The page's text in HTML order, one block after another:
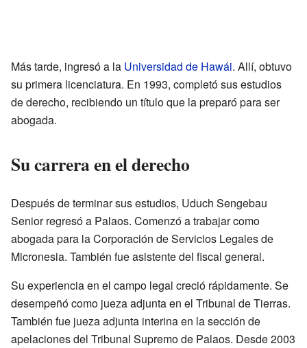
Más tarde, ingresó a la Universidad de Hawái. Allí, obtuvo
su primera licenciatura. En 1993, completó sus estudios
de derecho, recibiendo un título que la preparó para ser
abogada.
Su carrera en el derecho
Después de terminar sus estudios, Uduch Sengebau
Senior regresó a Palaos. Comenzó a trabajar como
abogada para la Corporación de Servicios Legales de
Micronesia. También fue asistente del fiscal general.
Su experiencia en el campo legal creció rápidamente. Se
desempeñó como jueza adjunta en el Tribunal de Tierras.
También fue jueza adjunta interina en la sección de
apelaciones del Tribunal Supremo de Palaos. Desde 2003